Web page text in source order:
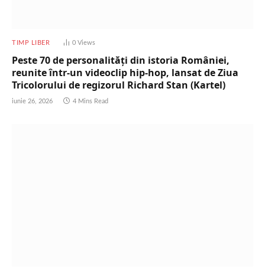
TIMP LIBER 0 Views
Peste 70 de personalități din istoria României,
reunite într-un videoclip hip-hop, lansat de Ziua
Tricolorului de regizorul Richard Stan (Kartel)
iunie 26, 2026 4 Mins Read